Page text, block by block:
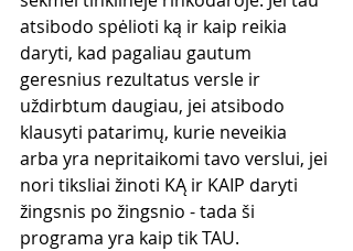
atsibodo spėlioti ką ir kaip reikia
daryti, kad pagaliau gautum
geresnius rezultatus versle ir
uždirbtum daugiau, jei atsibodo
klausyti patarimų, kurie neveikia
arba yra nepritaikomi tavo verslui, jei
nori tiksliai žinoti KĄ ir KAIP daryti
žingsnis po žingsnio - tada ši
programa yra kaip tik TAU.